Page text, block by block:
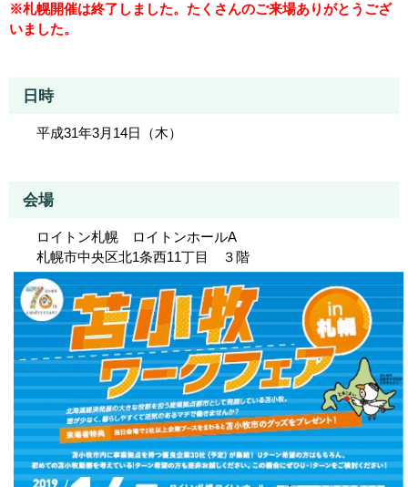
※札幌開催は終了しました。たくさんのご来場ありがとうござ
いました。
日時
平成31年3月14日（木）
会場
ロイトン札幌 ロイトンホールA
札幌市中央区北1条西11丁目 ３階